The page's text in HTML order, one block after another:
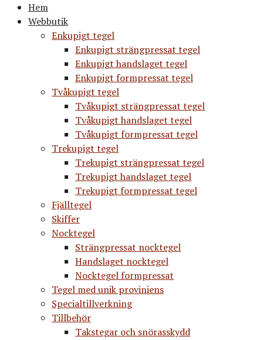
Hem
Webbutik
Enkupigt tegel
Enkupigt strängpressat tegel
Enkupigt handslaget tegel
Enkupigt formpressat tegel
Tvåkupigt tegel
Tvåkupigt strängpressat tegel
Tvåkupigt handslaget tegel
Tvåkupigt formpressat tegel
Trekupigt tegel
Trekupigt strängpressat tegel
Trekupigt handslaget tegel
Trekupigt formpressat tegel
Fjälltegel
Skiffer
Nocktegel
Strängpressat nocktegel
Handslaget nocktegel
Nocktegel formpressat
Tegel med unik proviniens
Specialtillverkning
Tillbehör
Takstegar och snörasskydd